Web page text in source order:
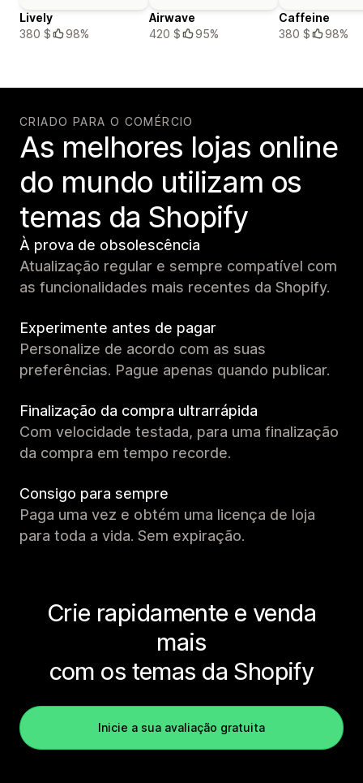
Lively
380 $
98%
Airwave
420 $
95%
Caffeine
380 $
98%
CRIADO PARA O COMÉRCIO
As melhores lojas online
do mundo utilizam os
temas da Shopify
À prova de obsolescência
Atualização regular e sempre compatível com
as funcionalidades mais recentes da Shopify.
Experimente antes de pagar
Personalize de acordo com as suas
preferências. Pague apenas quando publicar.
Finalização da compra ultrarrápida
Com velocidade testada, para uma finalização
da compra em tempo recorde.
Consigo para sempre
Paga uma vez e obtém uma licença de loja
para toda a vida. Sem expiração.
Crie rapidamente e venda
mais
com os temas da Shopify
Inicie a sua avaliação gratuita